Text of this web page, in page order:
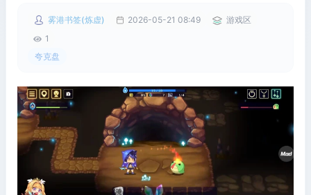
雾港书签(炼虚) 2026-05-21 08:49
游戏区
1
夸克盘